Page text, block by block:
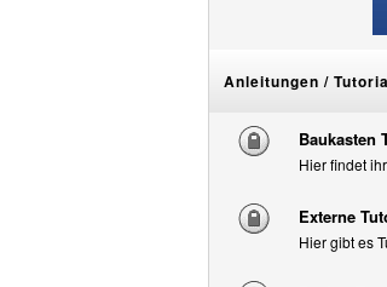
Anleitungen /
Baukasten
Hier findet
Externe
Hier gibt es